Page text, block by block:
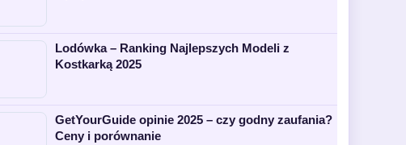
Lodówka – Ranking Najlepszych Modeli z
Kostkarką 2025
GetYourGuide opinie 2025 – czy godny zaufania?
Ceny i porównanie